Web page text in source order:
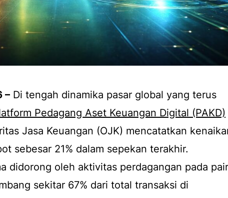
– Di tengah dinamika pasar global yang terus
Pedagang Aset Keuangan Digital (PAKD)
Jasa Keuangan (OJK) mencatatkan
sebesar 21% dalam sepekan terakhir.
didorong oleh aktivitas perdagangan pada pair
sekitar 67% dari total transaksi di